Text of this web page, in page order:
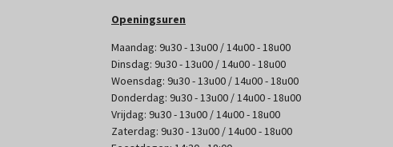
Openingsuren
Maandag: 9u30 - 13u00 / 14u00 - 18u00
Dinsdag: 9u30 - 13u00 / 14u00 - 18u00
Woensdag: 9u30 - 13u00 / 14u00 - 18u00
Donderdag: 9u30 - 13u00 / 14u00 - 18u00
Vrijdag: 9u30 - 13u00 / 14u00 - 18u00
Zaterdag: 9u30 - 13u00 / 14u00 - 18u00